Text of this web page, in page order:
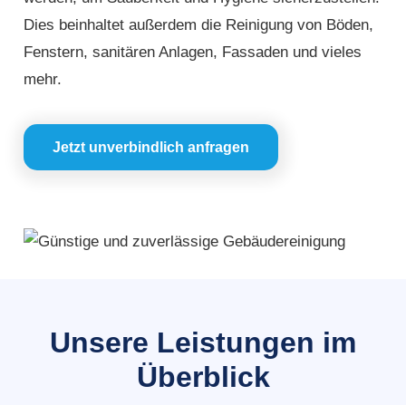
Dies beinhaltet außerdem die Reinigung von Böden,
Fenstern, sanitären Anlagen, Fassaden und vieles
mehr.
Jetzt unverbindlich anfragen
Unsere Leistungen im
Überblick